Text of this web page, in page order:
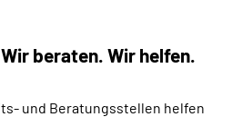
beraten. Wir helfen.
und Beratungsstellen helfen